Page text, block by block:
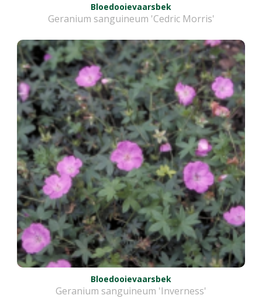
Bloedooievaarsbek
Geranium sanguineum 'Cedric Morris'
Bloedooievaarsbek
Geranium sanguineum 'Inverness'